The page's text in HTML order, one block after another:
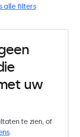
alle filters
uw
te zien, of
.